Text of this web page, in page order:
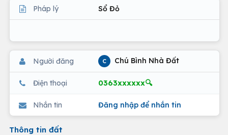
Pháp lý Sổ Đỏ
Người đăng C Chú Bình Nhà Đất
Điện thoại 0363xxxxxx🔍
Nhắn tin Đăng nhập để nhắn tin
Thông tin đất